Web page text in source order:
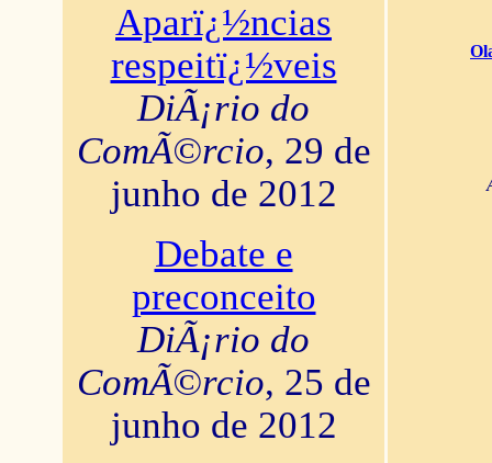
Aparï¿½ncias
respeitï¿½veis
DiÃ¡rio do
ComÃ©rcio, 29 de
junho de 2012
Debate e
preconceito
DiÃ¡rio do
ComÃ©rcio, 25 de
junho de 2012